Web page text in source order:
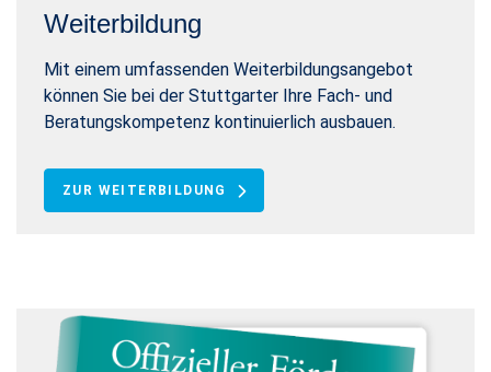
Weiterbildung
Mit einem umfassenden Weiterbildungsangebot
können Sie bei der Stuttgarter Ihre Fach- und
Beratungskompetenz kontinuierlich ausbauen.
ZUR WEITERBILDUNG